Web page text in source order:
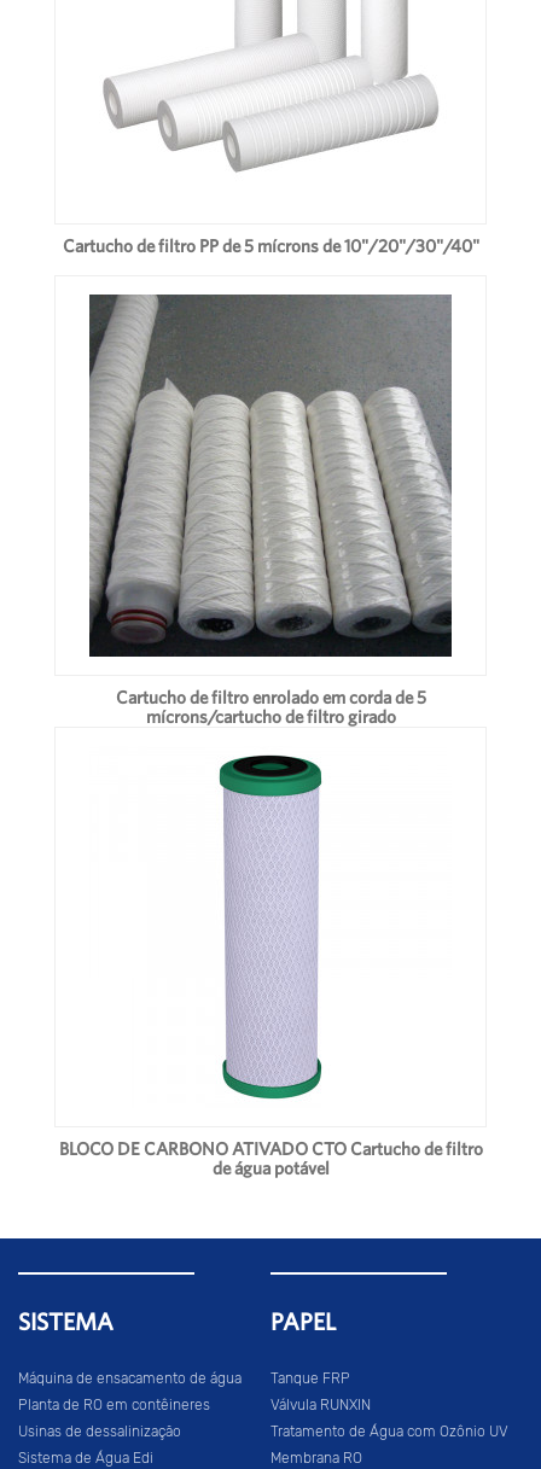
Cartucho de filtro PP de 5 mícrons de 10"/20"/30"/40"
Cartucho de filtro enrolado em corda de 5
mícrons/cartucho de filtro girado
BLOCO DE CARBONO ATIVADO CTO Cartucho de filtro
de água potável
SISTEMA
Máquina de ensacamento de água
Planta de RO em contêineres
Usinas de dessalinização
Sistema de Água Edi
PAPEL
Tanque FRP
Válvula RUNXIN
Tratamento de Água com Ozônio UV
Membrana RO